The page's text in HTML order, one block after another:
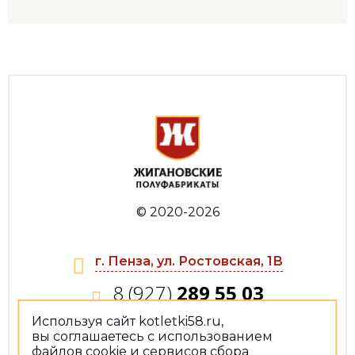
© 2020-2026
г. Пенза, ул. Ростовская, 1В
8 (927)289 55 03
jiganowat@yandex.ru
Используя сайт kotletki58.ru,
вы соглашаетесь с использованием
файлов cookie и сервисов сбора